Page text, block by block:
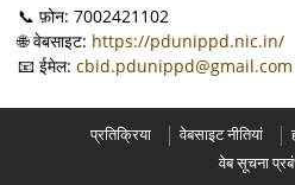
📞 फ़ोन: 7002421102
🌐 वेबसाइट: https://pdunippd.nic.in/
📧 ईमेल: cbid.pdunippd@gmail.com
प्रतिक्रिया वेबसाइट नीतियां
वेब सूचना